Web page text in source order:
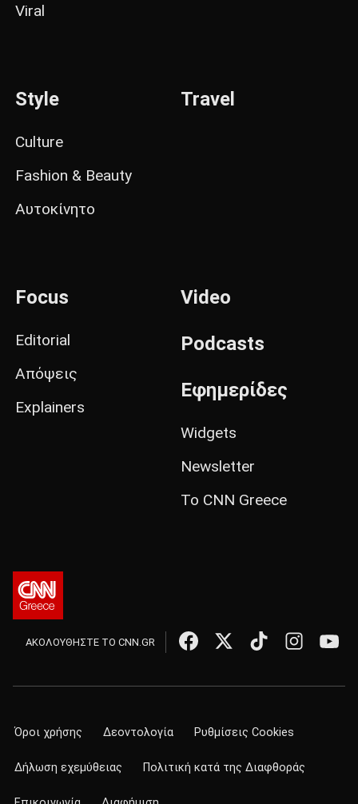
Viral
Style
Culture
Fashion & Beauty
Αυτοκίνητο
Travel
Focus
Editorial
Απόψεις
Explainers
Video
Podcasts
Εφημερίδες
Widgets
Newsletter
Το CNN Greece
ΑΚΟΛΟΥΘΗΣΤΕ ΤΟ CNN.GR
Όροι χρήσης Δεοντολογία Ρυθμίσεις Cookies
Δήλωση εχεμύθειας Πολιτική κατά της Διαφθοράς